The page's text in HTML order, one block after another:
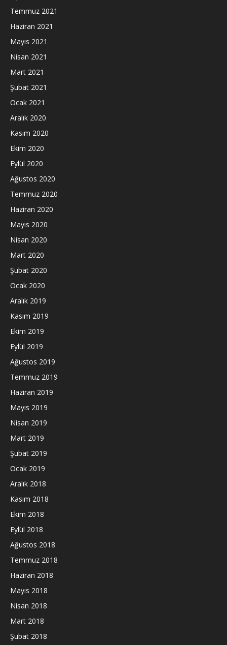
Temmuz 2021
Haziran 2021
Mayıs 2021
Nisan 2021
Mart 2021
Şubat 2021
Ocak 2021
Aralık 2020
Kasım 2020
Ekim 2020
Eylül 2020
Ağustos 2020
Temmuz 2020
Haziran 2020
Mayıs 2020
Nisan 2020
Mart 2020
Şubat 2020
Ocak 2020
Aralık 2019
Kasım 2019
Ekim 2019
Eylül 2019
Ağustos 2019
Temmuz 2019
Haziran 2019
Mayıs 2019
Nisan 2019
Mart 2019
Şubat 2019
Ocak 2019
Aralık 2018
Kasım 2018
Ekim 2018
Eylül 2018
Ağustos 2018
Temmuz 2018
Haziran 2018
Mayıs 2018
Nisan 2018
Mart 2018
Şubat 2018